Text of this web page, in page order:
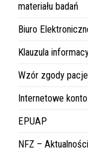
materiału badań
Biuro
Klauzula
Wzór zgody
Internetowe
EPUAP
NFZ – Aktualności